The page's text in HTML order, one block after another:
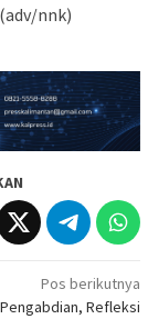
nnk)
Pos berikutnya
Refleksi